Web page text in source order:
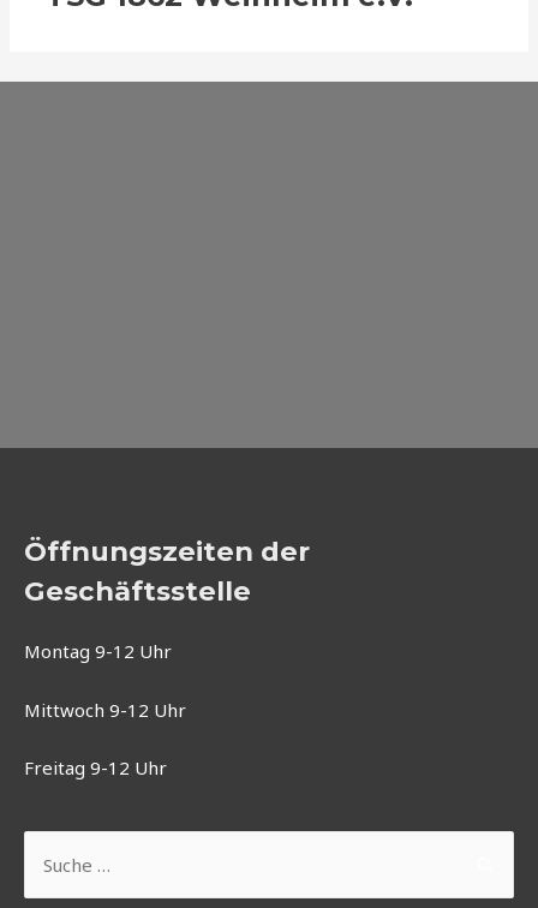
Öffnungszeiten der
Geschäftsstelle
Montag 9-12 Uhr
Mittwoch 9-12 Uhr
Freitag 9-12 Uhr
nach: